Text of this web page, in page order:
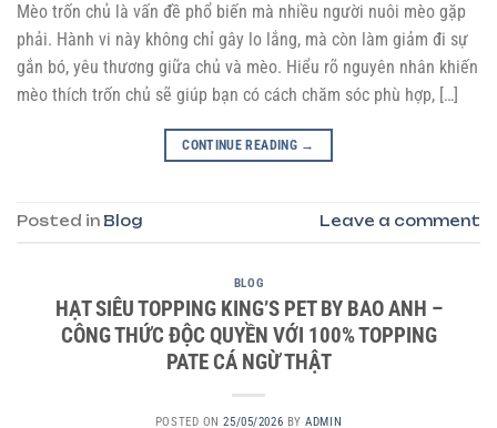
Mèo trốn chủ là vấn đề phổ biến mà nhiều người nuôi mèo gặp
phải. Hành vi này không chỉ gây lo lắng, mà còn làm giảm đi sự
gắn bó, yêu thương giữa chủ và mèo. Hiểu rõ nguyên nhân khiến
mèo thích trốn chủ sẽ giúp bạn có cách chăm sóc phù hợp, […]
CONTINUE READING →
Posted in Blog Leave a comment
BLOG
HẠT SIÊU TOPPING KING’S PET BY BAO ANH –
CÔNG THỨC ĐỘC QUYỀN VỚI 100% TOPPING
PATE CÁ NGỪ THẬT
POSTED ON25/05/2026 BYADMIN